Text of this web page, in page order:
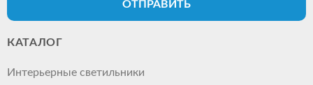
ОТПРАВИТЬ
КАТАЛОГ
Интерьерные светильники